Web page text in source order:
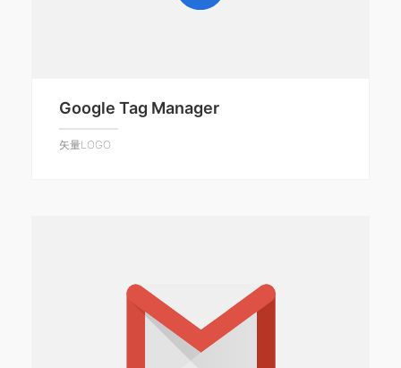
Google Tag Manager
矢量LOGO